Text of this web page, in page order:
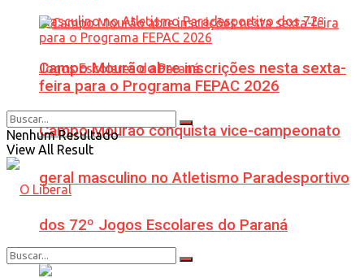
Campo Mourão conquista vice-campeonato
geral masculino no Atletismo Paradesportivo
dos 72º Jogos Escolares do Paraná
Campo Mourão abre inscrições nesta sexta-
feira para o Programa FEPAC 2026
Nenhum Resultado
View All Result